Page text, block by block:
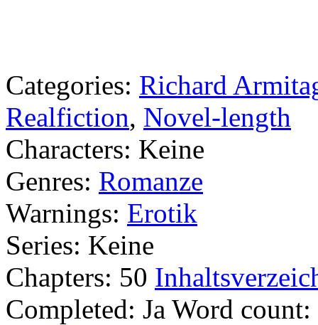
Categories: Richard
Realfiction, Novel-length
Characters: Keine
Genres: Romanze
Warnings: Erotik
Series: Keine
Chapters: 50
Completed: Ja Word count: